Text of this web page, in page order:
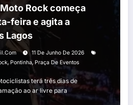
Rock começa
feira e agita a
Lagos
11 De Junho De 2026
, Pontinha, Praça De Eventos
terá três dias de
ao ar livre para